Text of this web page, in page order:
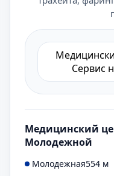
Сервис
Медицинский
Молодежной
Молодежная554 м